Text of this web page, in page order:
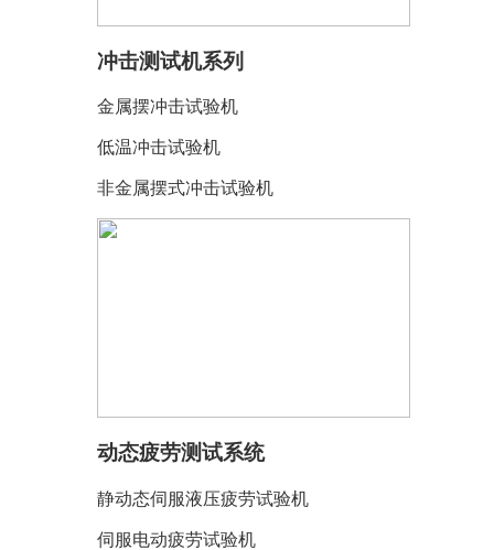
冲击测试机系列
金属摆冲击试验机
低温冲击试验机
非金属摆式冲击试验机
动态疲劳测试系统
静动态伺服液压疲劳试验机
伺服电动疲劳试验机